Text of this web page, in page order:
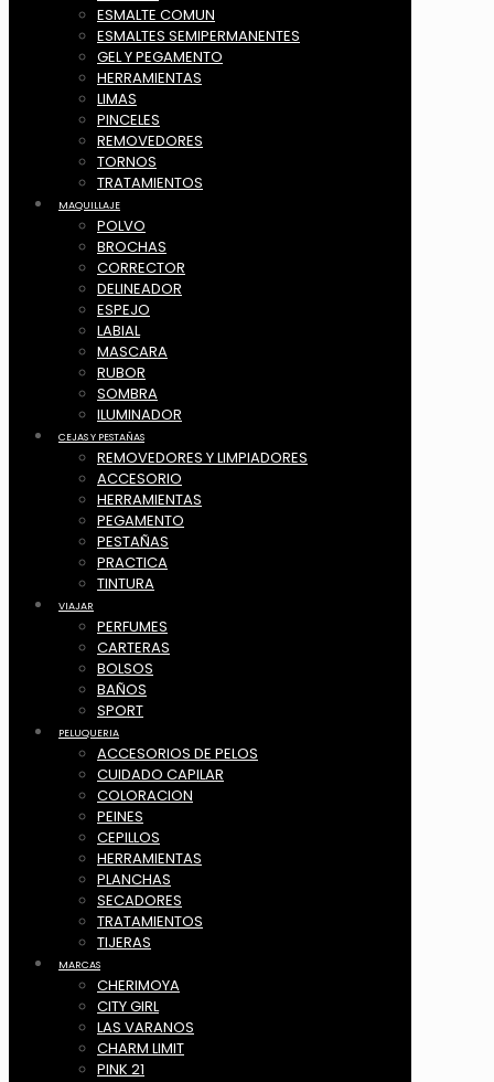
ESMALTE COMUN
ESMALTES SEMIPERMANENTES
GEL Y PEGAMENTO
HERRAMIENTAS
LIMAS
PINCELES
REMOVEDORES
TORNOS
TRATAMIENTOS
MAQUILLAJE
POLVO
BROCHAS
CORRECTOR
DELINEADOR
ESPEJO
LABIAL
MASCARA
RUBOR
SOMBRA
ILUMINADOR
CEJAS Y PESTAÑAS
REMOVEDORES Y LIMPIADORES
ACCESORIO
HERRAMIENTAS
PEGAMENTO
PESTAÑAS
PRACTICA
TINTURA
VIAJAR
PERFUMES
CARTERAS
BOLSOS
BAÑOS
SPORT
PELUQUERIA
ACCESORIOS DE PELOS
CUIDADO CAPILAR
COLORACION
PEINES
CEPILLOS
HERRAMIENTAS
PLANCHAS
SECADORES
TRATAMIENTOS
TIJERAS
MARCAS
CHERIMOYA
CITY GIRL
LAS VARANOS
CHARM LIMIT
PINK 21